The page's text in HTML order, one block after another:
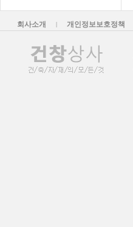
회사소개 | 개인정보보호정책